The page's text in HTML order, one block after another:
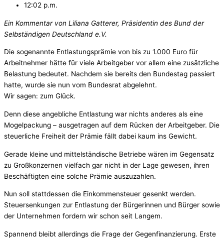
12:02 p.m.
Ein Kommentar von Liliana Gatterer, Präsidentin des Bund der
Selbständigen Deutschland e.V.
Die sogenannte Entlastungsprämie von bis zu 1.000 Euro für
Arbeitnehmer hätte für viele Arbeitgeber vor allem eine zusätzliche
Belastung bedeutet. Nachdem sie bereits den Bundestag passiert
hatte, wurde sie nun vom Bundesrat abgelehnt.
Wir sagen: zum Glück.
Denn diese angebliche Entlastung war nichts anderes als eine
Mogelpackung – ausgetragen auf dem Rücken der Arbeitgeber. Die
steuerliche Freiheit der Prämie fällt dabei kaum ins Gewicht.
Gerade kleine und mittelständische Betriebe wären im Gegensatz
zu Großkonzernen vielfach gar nicht in der Lage gewesen, ihren
Beschäftigten eine solche Prämie auszuzahlen.
Nun soll stattdessen die Einkommensteuer gesenkt werden.
Steuersenkungen zur Entlastung der Bürgerinnen und Bürger sowie
der Unternehmen fordern wir schon seit Langem.
Spannend bleibt allerdings die Frage der Gegenfinanzierung. Erste